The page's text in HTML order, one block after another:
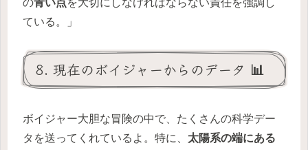
の青い点を大切にしなければならない責任を強調し
ている。」
8. 現在のボイジャーからのデータ 📊
ボイジャー大胆な冒険の中で、たくさんの科学デー
タを送ってくれているよ。特に、 太陽系の端にある